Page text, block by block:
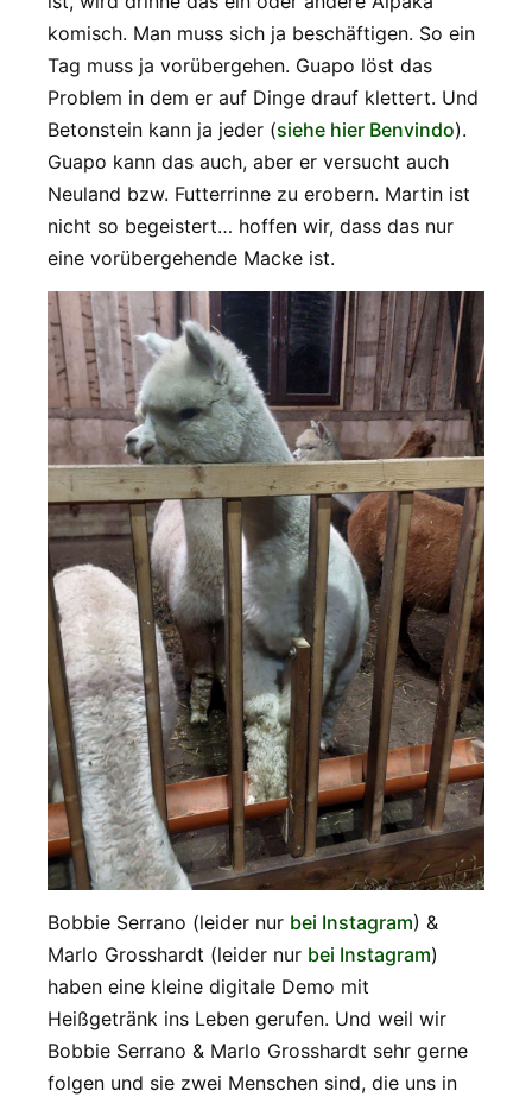
komisch. Man muss sich ja beschäftigen. So ein
Tag muss ja vorübergehen. Guapo löst das
Problem in dem er auf Dinge drauf klettert. Und
Betonstein kann ja jeder (siehe hier Benvindo).
Guapo kann das auch, aber er versucht auch
Neuland bzw. Futterrinne zu erobern. Martin ist
nicht so begeistert… hoffen wir, dass das nur
eine vorübergehende Macke ist.
Bobbie Serrano (leider nur bei Instagram) &
Marlo Grosshardt (leider nur bei Instagram)
haben eine kleine digitale Demo mit
Heißgetränk ins Leben gerufen. Und weil wir
Bobbie Serrano & Marlo Grosshardt sehr gerne
folgen und sie zwei Menschen sind, die uns in